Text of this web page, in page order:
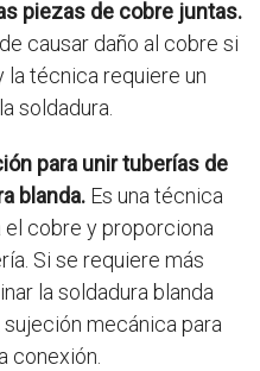
piezas de cobre juntas.
causar daño al cobre si
técnica requiere un
soldadura.
para unir tuberías de
blanda. Es una técnica
el cobre y proporciona
Si se requiere más
la soldadura blanda
mecánica para
conexión.